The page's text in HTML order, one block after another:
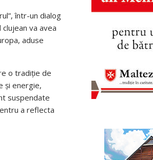
într-un dialog
va avea
aduse
o tradiție de
și energie,
suspendate
a reflecta